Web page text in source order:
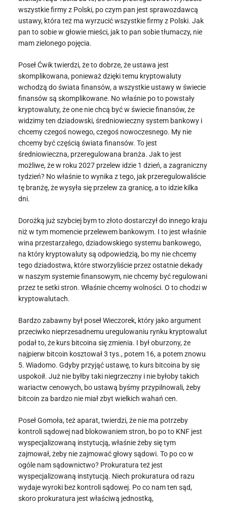
wszystkie firmy z Polski, po czym pan jest sprawozdawcą
ustawy, która też ma wyrzucić wszystkie firmy z Polski. Jak
pan to sobie w głowie mieści, jak to pan sobie tłumaczy, nie
mam zielonego pojęcia.
Poseł Ćwik twierdzi, że to dobrze, że ustawa jest
skomplikowana, ponieważ dzięki temu kryptowaluty
wchodzą do świata finansów, a wszystkie ustawy w świecie
finansów są skomplikowane. No właśnie po to powstały
kryptowaluty, że one nie chcą być w świecie finansów, że
widzimy ten dziadowski, średniowieczny system bankowy i
chcemy czegoś nowego, czegoś nowoczesnego. My nie
chcemy być częścią świata finansów. To jest
średniowieczna, przeregulowana branża. Jak to jest
możliwe, że w roku 2027 przelew idzie 1 dzień, a zagraniczny
tydzień? No właśnie to wynika z tego, jak przeregulowaliście
tę branżę, że wysyła się przelew za granicę, a to idzie kilka
dni.
Dorożką już szybciej bym to złoto dostarczył do innego kraju
niż w tym momencie przelewem bankowym. I to jest właśnie
wina przestarzałego, dziadowskiego systemu bankowego,
na który kryptowaluty są odpowiedzią, bo my nie chcemy
tego dziadostwa, które stworzyliście przez ostatnie dekady
w naszym systemie finansowym, nie chcemy być regulowani
przez te setki stron. Właśnie chcemy wolności. O to chodzi w
kryptowalutach.
Bardzo zabawny był poseł Wieczorek, który jako argument
przeciwko nieprzesadnemu uregulowaniu rynku kryptowalut
podał to, że kurs bitcoina się zmienia. I był oburzony, że
najpierw bitcoin kosztował 3 tys., potem 16, a potem znowu
5. Wiadomo. Gdyby przyjąć ustawę, to kurs bitcoina by się
uspokoił. Już nie byłby taki niegrzeczny i nie byłoby takich
wariactw cenowych, bo ustawą byśmy przypilnowali, żeby
bitcoin za bardzo nie miał zbyt wielkich wahań cen.
Poseł Gomoła, też aparat, twierdzi, że nie ma potrzeby
kontroli sądowej nad blokowaniem stron, bo po to KNF jest
wyspecjalizowaną instytucją, właśnie żeby się tym
zajmował, żeby nie zajmować głowy sądowi. To po co w
ogóle nam sądownictwo? Prokuratura też jest
wyspecjalizowaną instytucją. Niech prokuratura od razu
wydaje wyroki bez kontroli sądowej. Po co nam ten sąd,
skoro prokuratura jest właściwą jednostką,